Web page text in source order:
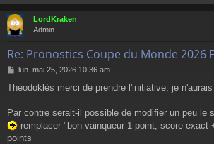
LordKraken
Admin
Re: Pronostics Coupe du Monde 2026
M
s
a
g
lun. mai 25, 2026 10:36 am
Théodoklès merci de prendre l'initiative, je
Par contre serait-il possible de modifier un peu le
remplacer "bon vainqueur 1 point, score exact
points